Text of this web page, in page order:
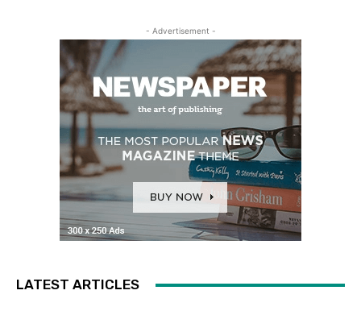
- Advertisement -
LATEST ARTICLES